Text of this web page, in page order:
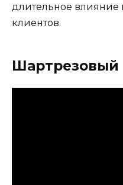
длительное влияние
клиентов.
Шартрезовый